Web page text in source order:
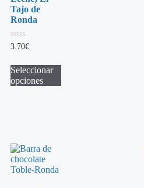
Tajo de
Ronda
0
3.70€
Seleccionar
opciones